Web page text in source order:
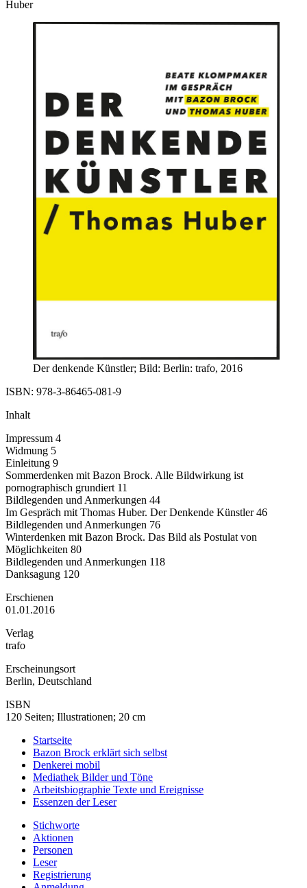
Huber
Der denkende Künstler; Bild: Berlin: trafo, 2016
ISBN: 978-3-86465-081-9
Inhalt
Impressum 4
Widmung 5
Einleitung 9
Sommerdenken mit Bazon Brock. Alle Bildwirkung ist
pornographisch grundiert 11
Bildlegenden und Anmerkungen 44
Im Gespräch mit Thomas Huber. Der Denkende Künstler 46
Bildlegenden und Anmerkungen 76
Winterdenken mit Bazon Brock. Das Bild als Postulat von
Möglichkeiten 80
Bildlegenden und Anmerkungen 118
Danksagung 120
Erschienen
01.01.2016
Verlag
trafo
Erscheinungsort
Berlin, Deutschland
ISBN
120 Seiten; Illustrationen; 20 cm
Startseite
Bazon Brock erklärt sich selbst
Denkerei mobil
Mediathek Bilder und Töne
Arbeitsbiographie Texte und Ereignisse
Essenzen der Leser
Stichworte
Aktionen
Personen
Leser
Registrierung